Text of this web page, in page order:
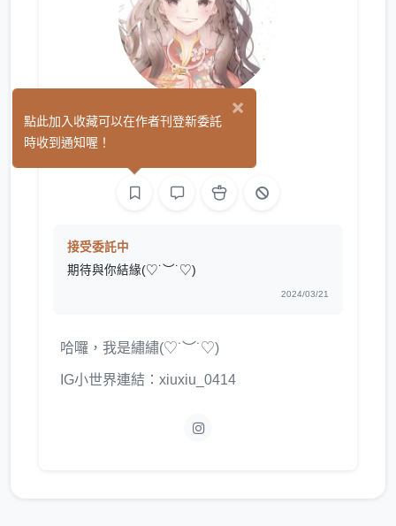
繡繡 (0)
接受委託中
期待與你結緣(♡˙︶˙♡)
2024/03/21
哈囉，我是繡繡(♡˙︶˙♡)
IG小世界連結：xiuxiu_0414
×
點此加入收藏可以在作者刊登新委託
時收到通知喔！